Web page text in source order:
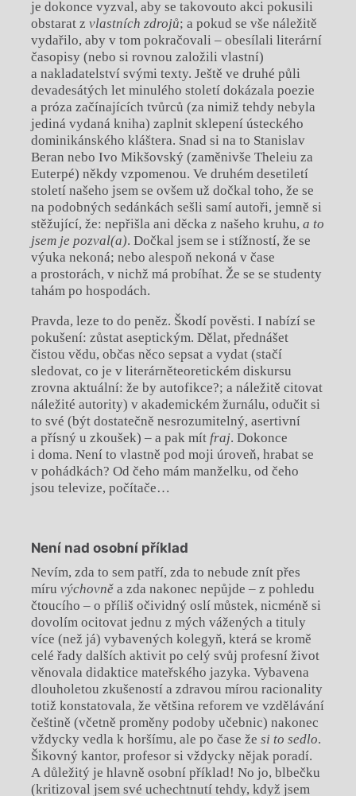
je dokonce vyzval, aby se takovouto akci pokusili
obstarat z vlastních zdrojů; a pokud se vše náležitě
vydařilo, aby v tom pokračovali – obesílali literární
časopisy (nebo si rovnou založili vlastní)
a nakladatelství svými texty. Ještě ve druhé půli
devadesátých let minulého století dokázala poezie
a próza začínajících tvůrců (za nimiž tehdy nebyla
jediná vydaná kniha) zaplnit sklepení ústeckého
dominikánského kláštera. Snad si na to Stanislav
Beran nebo Ivo Mikšovský (zaměnivše Theleiu za
Euterpé) někdy vzpomenou. Ve druhém desetiletí
století našeho jsem se ovšem už dočkal toho, že se
na podobných sedánkách sešli samí autoři, jemně si
stěžující, že: nepřišla ani děcka z našeho kruhu, a to
jsem je pozval(a). Dočkal jsem se i stížností, že se
výuka nekoná; nebo alespoň nekoná v čase
a prostorách, v nichž má probíhat. Že se se studenty
tahám po hospodách.
Pravda, leze to do peněz. Škodí pověsti. I nabízí se
pokušení: zůstat aseptickým. Dělat, přednášet
čistou vědu, občas něco sepsat a vydat (stačí
sledovat, co je v literárněteoretickém diskursu
zrovna aktuální: že by autofikce?; a náležitě citovat
náležité autority) v akademickém žurnálu, odučit si
to své (být dostatečně nesrozumitelný, asertivní
a přísný u zkoušek) – a pak mít fraj. Dokonce
i doma. Není to vlastně pod moji úroveň, hrabat se
v pohádkách? Od čeho mám manželku, od čeho
jsou televize, počítače…
Není nad osobní příklad
Nevím, zda to sem patří, zda to nebude znít přes
míru výchovněa zda nakonec nepůjde – z pohledu
čtoucího – o příliš očividný oslí můstek, nicméně si
dovolím ocitovat jednu z mých vážených a tituly
více (než já) vybavených kolegyň, která se kromě
celé řady dalších aktivit po celý svůj profesní život
věnovala didaktice mateřského jazyka. Vybavena
dlouholetou zkušeností a zdravou mírou racionality
totiž konstatovala, že většina reforem ve vzdělávání
češtině (včetně proměny podoby učebnic) nakonec
vždycky vedla k horšímu, ale po čase že si to sedlo.
Šikovný kantor, profesor si vždycky nějak poradí.
A důležitý je hlavně osobní příklad! No jo, blbečku
(kritizoval jsem své uchechtnutí tehdy, když jsem